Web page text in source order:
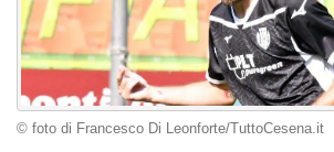
© foto di Francesco Di Leonforte/TuttoCesena.it